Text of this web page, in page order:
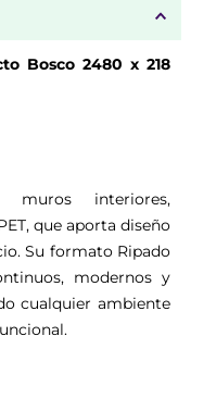
Bosco 2480 x 218
muros interiores,
que aporta diseño
Su formato Ripado
modernos y
cualquier ambiente